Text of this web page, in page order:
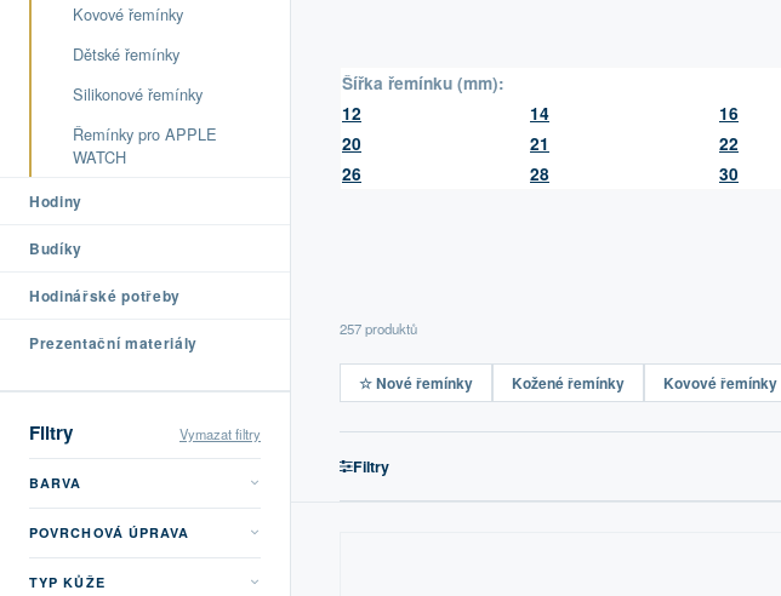
Kovové řemínky
Dětské řemínky
Silikonové řemínky
Řemínky pro APPLE
WATCH
Hodiny
Budíky
Hodinářské potřeby
Prezentační materiály
Filtry Vymazat filtry
BARVA
POVRCHOVÁ ÚPRAVA
TYP KŮŽE
Šířka řemínku (mm):
12
14 16
20
21 22
26
28 30
257 produktů
☆ Nové řemínky Kožené řemínky Kovové řemínky
Filtry